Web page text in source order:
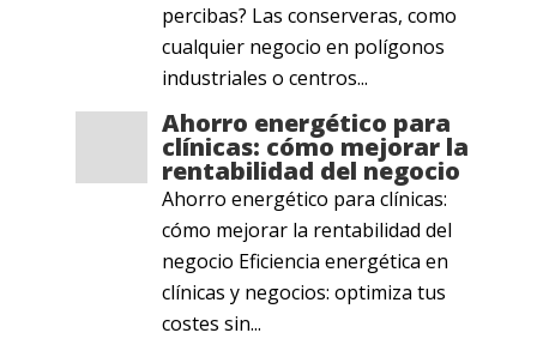
percibas? Las conserveras, como
cualquier negocio en polígonos
industriales o centros...
Ahorro energético para
clínicas: cómo mejorar la
rentabilidad del negocio
Ahorro energético para clínicas:
cómo mejorar la rentabilidad del
negocio Eficiencia energética en
clínicas y negocios: optimiza tus
costes sin...